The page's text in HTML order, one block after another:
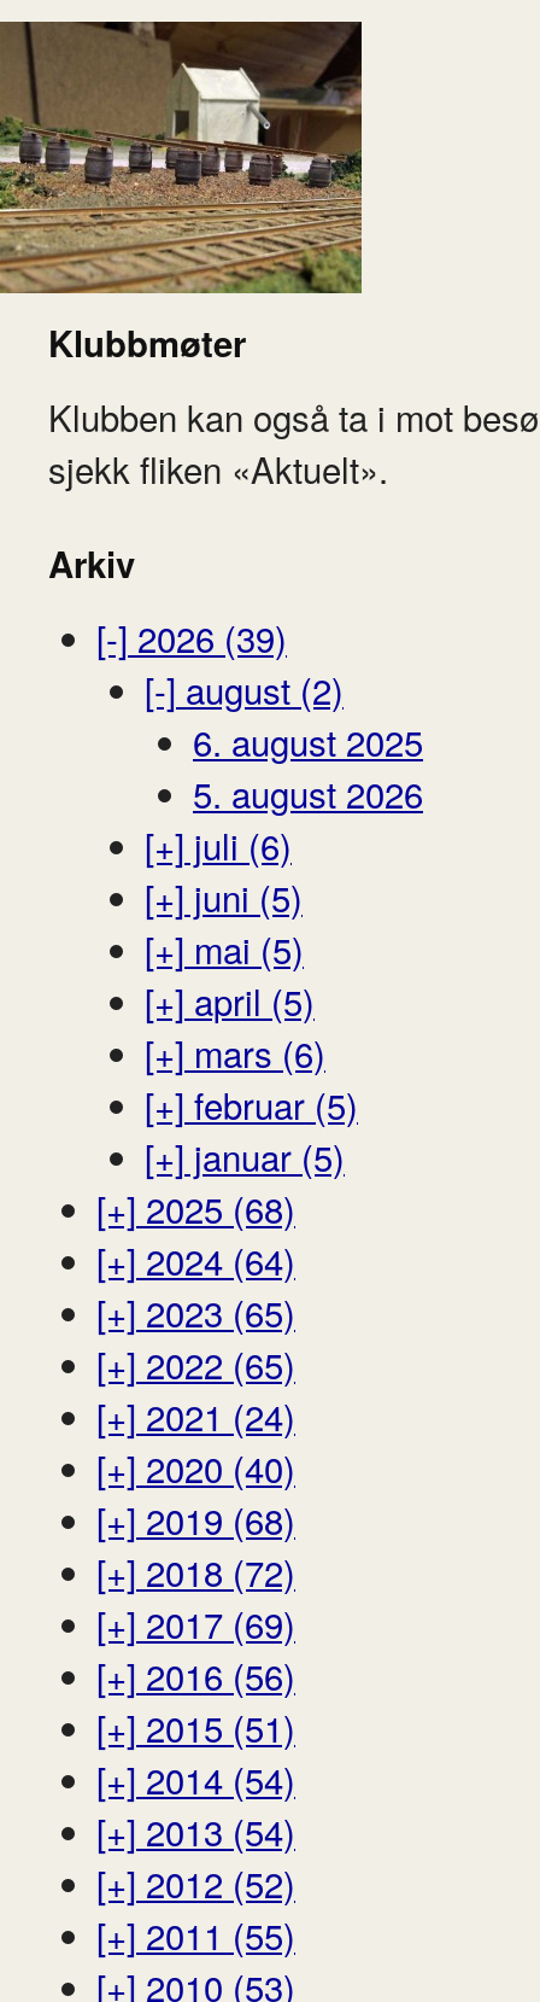
Klubbmøter
Klubben kan også ta i mot
sjekk fliken «Aktuelt».
Arkiv
[-] 2026 (39)
[-] august (2)
6. august 2025
5. august 2026
[+] juli (6)
[+] juni (5)
[+] mai (5)
[+] april (5)
[+] mars (6)
[+] februar (5)
[+] januar (5)
[+] 2025 (68)
[+] 2024 (64)
[+] 2023 (65)
[+] 2022 (65)
[+] 2021 (24)
[+] 2020 (40)
[+] 2019 (68)
[+] 2018 (72)
[+] 2017 (69)
[+] 2016 (56)
[+] 2015 (51)
[+] 2014 (54)
[+] 2013 (54)
[+] 2012 (52)
[+] 2011 (55)
[+] 2010 (53)